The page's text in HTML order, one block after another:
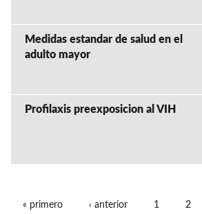
Medidas estandar de salud en el
adulto mayor
Profilaxis preexposicion al VIH
« primero ‹ anterior 1 2